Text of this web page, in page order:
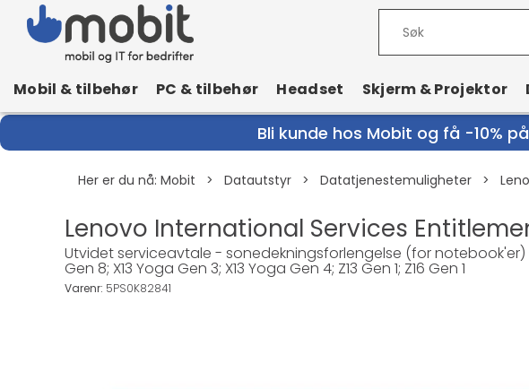
Mobil & tilbehør PC & tilbehør Headset Skjerm & Projektor
Bli kunde hos Mobit og få -10%
Her er du nå: Mobit > Datautstyr > Datatjenestemuligheter >
Lenovo International Services
Utvidet serviceavtale - sonedekningsforlengelse (for notebook'er)
Gen 8; X13 Yoga Gen 3; X13 Yoga Gen 4; Z13 Gen 1; Z16 Gen 1
Varenr: 5PS0K82841